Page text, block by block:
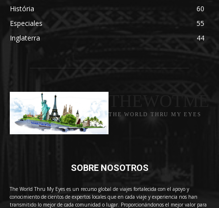
História
60
Especiales
55
Inglaterra
44
THE WORLD THRU MY EYES
SOBRE NOSOTROS
The World Thru My Eyes es un recurso global de viajes fortalecida con el apoyo y
conocimiento de cientos de expertos locales que en cada viaje y experiencia nos han
transmitido lo mejor de cada comunidad o lugar. Proporcionándonos el mejor valor para